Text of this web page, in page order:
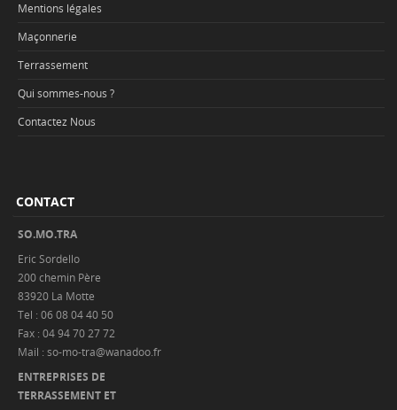
Mentions légales
Maçonnerie
Terrassement
Qui sommes-nous ?
Contactez Nous
CONTACT
SO.MO.TRA
Eric Sordello
200 chemin Père
83920 La Motte
Tel : 06 08 04 40 50
Fax : 04 94 70 27 72
Mail : so-mo-tra@wanadoo.fr
ENTREPRISES DE
TERRASSEMENT ET